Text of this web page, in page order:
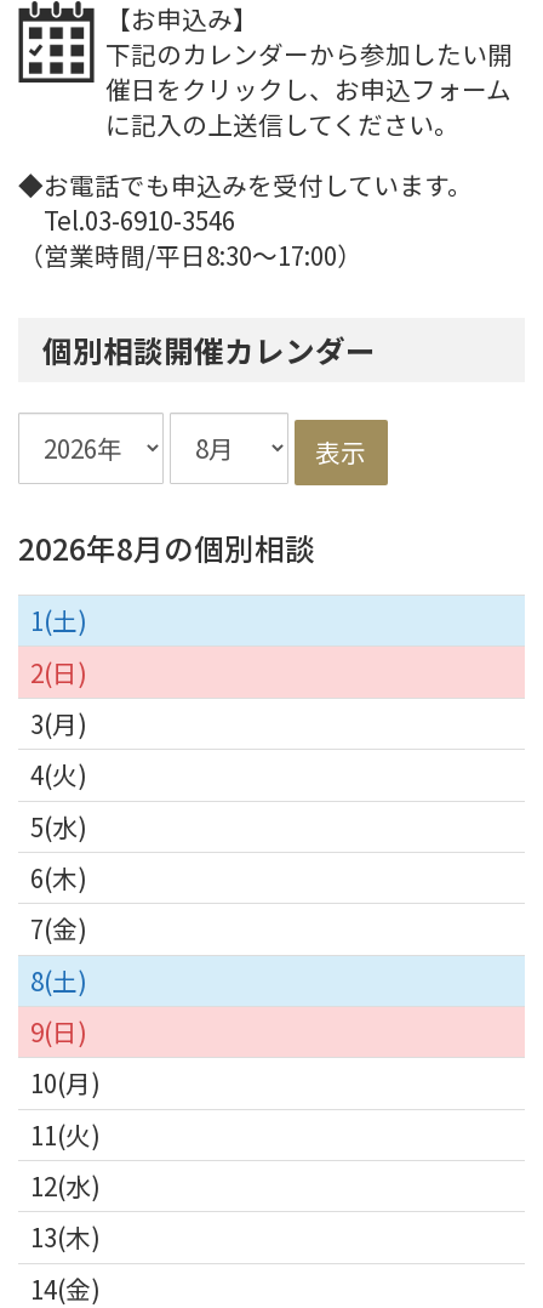
【お申込み】
下記のカレンダーから参加したい開
催日をクリックし、お申込フォーム
に記入の上送信してください。
◆お電話でも申込みを受付しています。
Tel.03-6910-3546
（営業時間/平日8:30～17:00）
個別相談開催カレンダー
2026年8月の個別相談
1
2
3
4
5
6
7
8
9
10
11
12
13
14